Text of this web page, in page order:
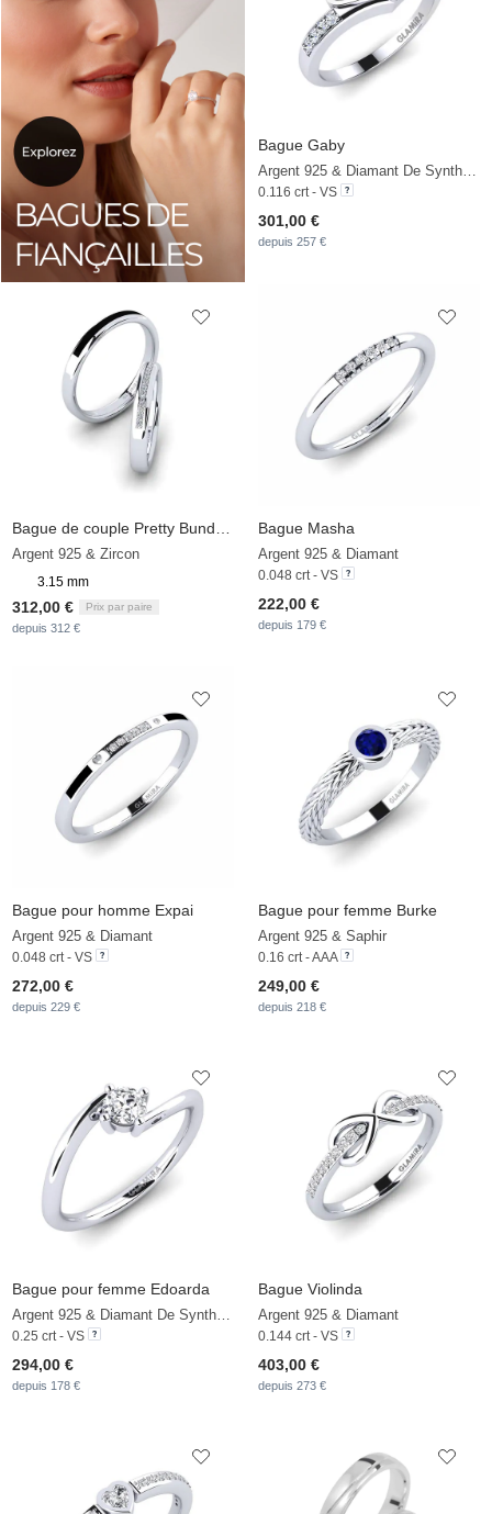
Bague Gaby
Argent 925 & Diamant De Synthèse
0.116 crt - VS
301,00 €
depuis 257 €
Argent 925 & Zircon
3.15 mm
312,00 € Prix par paire
depuis 312 €
Bague Masha
Argent 925 & Diamant
0.048 crt - VS
222,00 €
depuis 179 €
Bague pour homme Expai
Argent 925 & Diamant
0.048 crt - VS
272,00 €
depuis 229 €
Bague pour femme Burke
Argent 925 & Saphir
0.16 crt - AAA
249,00 €
depuis 218 €
Bague pour femme Edoarda
0.25 crt - VS
294,00 €
depuis 178 €
Bague Violinda
Argent 925 & Diamant
0.144 crt - VS
403,00 €
depuis 273 €